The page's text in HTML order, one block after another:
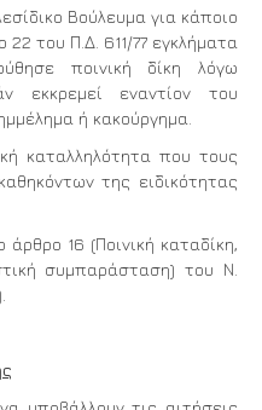
Βούλευμα για κάποιο
του Π.Δ. 611/77 εγκλήματα
ποινική δίκη λόγω
εκκρεμεί εναντίον του
ή κακούργημα.
καταλληλότητα που τους
της ειδικότητας
16 (Ποινική καταδίκη,
συμπαράσταση) του Ν.